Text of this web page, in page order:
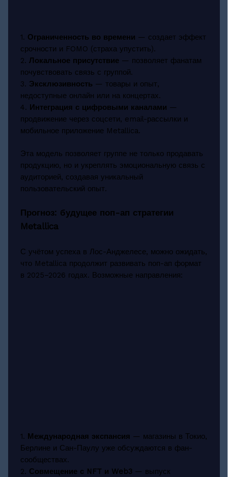
1. Ограниченность во времени — создает эффект
срочности и FOMO (страха упустить).
2. Локальное присутствие— позволяет фанатам
почувствовать связь с группой.
3. Эксклюзивность — товары и опыт,
недоступные онлайн или на концертах.
4. Интеграция с цифровыми каналами —
продвижение через соцсети, email-рассылки и
мобильное приложение Metallica.
Эта модель позволяет группе не только продавать
продукцию, но и укреплять эмоциональную связь с
аудиторией, создавая уникальный
пользовательский опыт.
Прогноз: будущее поп-ап стратегии
Metallica
С учётом успеха в Лос-Анджелесе, можно ожидать,
что Metallica продолжит развивать поп-ап формат
в 2025–2026 годах. Возможные направления:
1. Международная экспансия — магазины в Токио,
Берлине и Сан-Паулу уже обсуждаются в фан-
сообществах.
2. Совмещение с NFT и Web3 — выпуск